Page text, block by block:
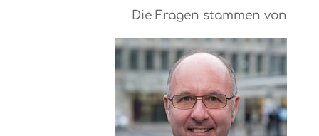
Die Fragen stammen von